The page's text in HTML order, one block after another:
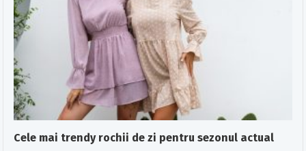
Cele mai trendy rochii de zi pentru sezonul actual